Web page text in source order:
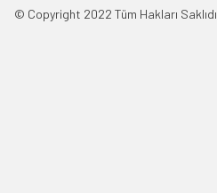
© Copyright 2022 Tüm Hakları